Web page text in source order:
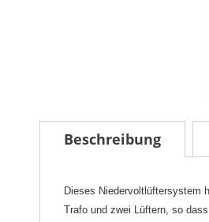
Beschreibung
Dieses Niedervoltlüftersystem
Trafo und zwei Lüftern, so